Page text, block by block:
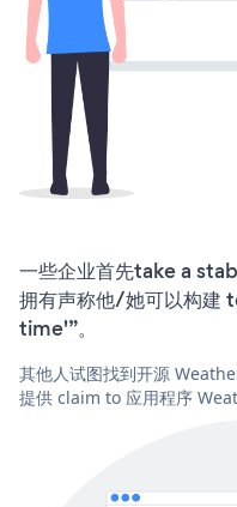
一些企业首先take a
拥有声称他/她可以构
time'”。
其他人试图找到开源
提供 claim to 应用程序